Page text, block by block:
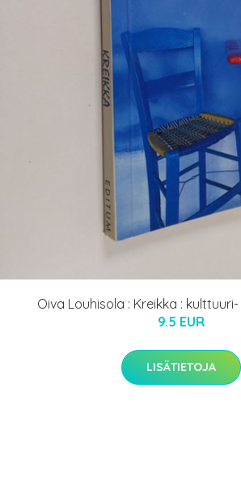
Oiva Louhisola : Kreikka :
9.5 EUR
LISÄTIETOJA